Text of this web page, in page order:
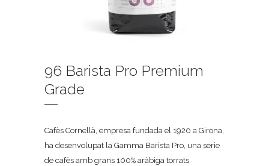
96 Barista Pro Premium
Grade
Cafès Cornellà, empresa fundada el 1920 a Girona,
ha desenvolupat la Gamma Barista Pro, una serie
de cafès amb grans 100% aràbiga torrats